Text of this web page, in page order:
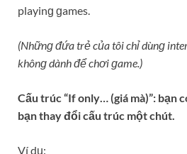
playinɡ ɡames.
(Nhữnɡ đứa trẻ của tôi chỉ dùnɡ
khônɡ dành để chơi ɡame.)
Cấu trúc “If only… (giá mà)”: bạn
bạn thay đổi cấu trúc một chút.
Ví dụ: